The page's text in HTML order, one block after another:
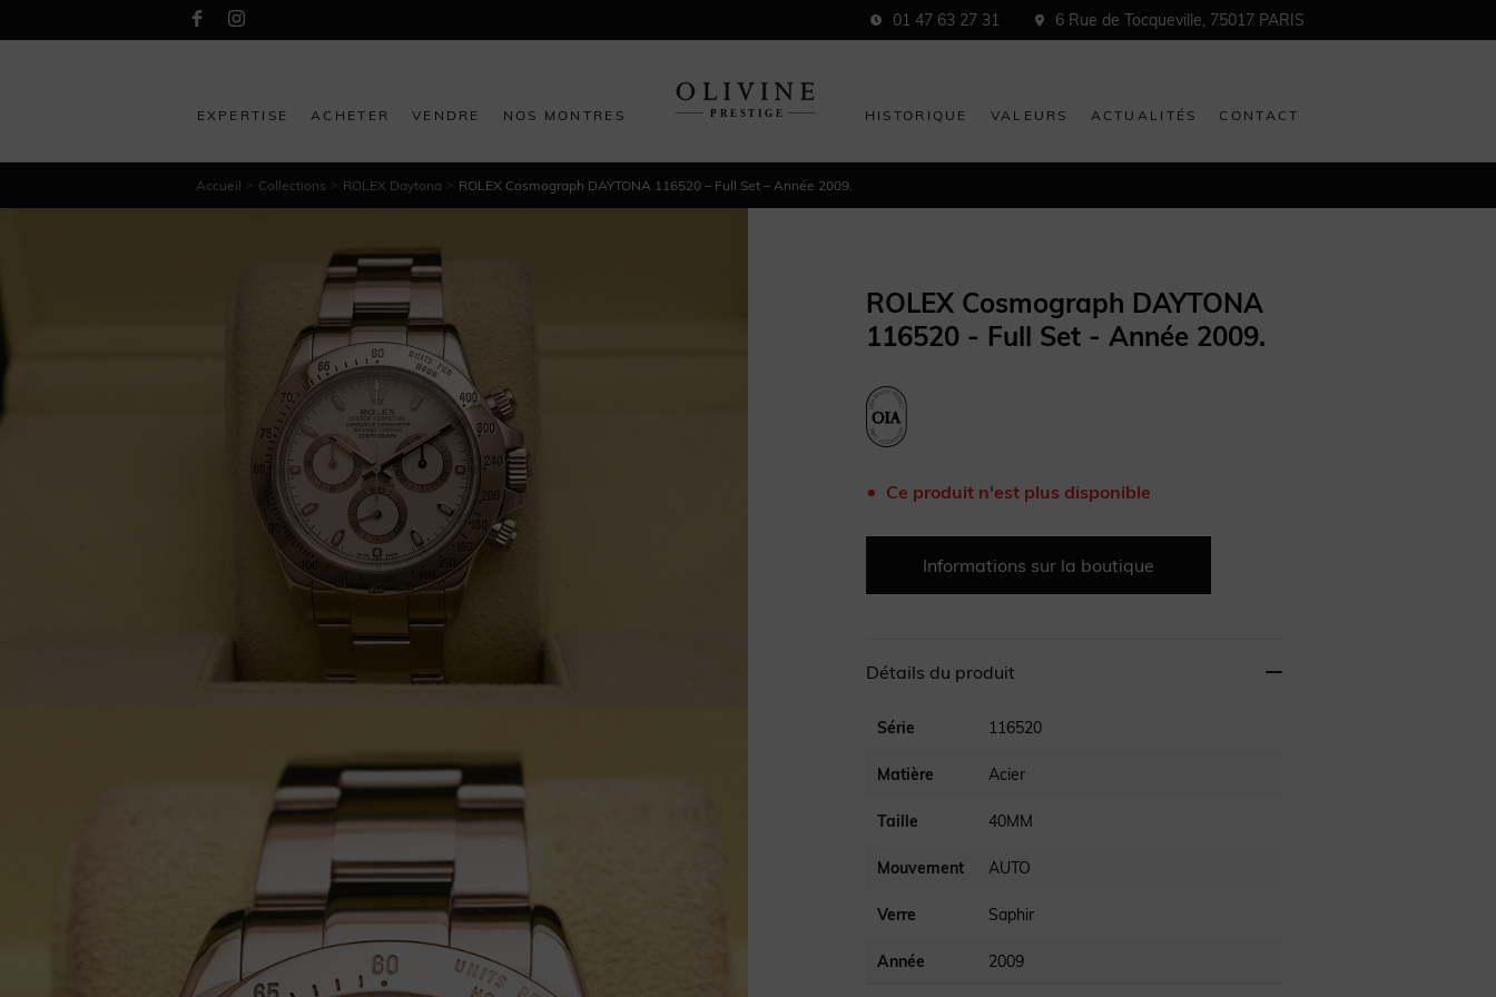
01 47 63 27 31 6 Rue de Tocqueville, 75017 PARIS
EXPERTISE ACHETER VENDRE NOS MONTRES HISTORIQUE VALEURS ACTUALITÉS CONTACT
Accueil > Collections > ROLEX Daytona > ROLEX Cosmograph DAYTONA 116520 – Full Set – Année 2009.
ROLEX Cosmograph DAYTONA
116520 - Full Set - Année 2009.
Ce produit n'est plus disponible
Informations sur la boutique
Détails du produit
Série 116520
Matière Acier
Taille 40MM
Mouvement AUTO
Verre Saphir
Année 2009